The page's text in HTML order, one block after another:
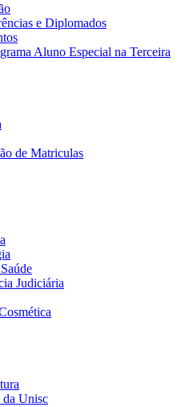
e Diplomados
Aluno Especial na Terceira
de Matriculas
Judiciária
da Unisc